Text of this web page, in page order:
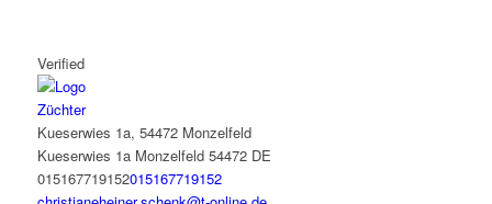
Verified
Züchter
Kueserwies 1a, 54472 Monzelfeld
Kueserwies 1a Monzelfeld 54472 DE
015167719152015167719152